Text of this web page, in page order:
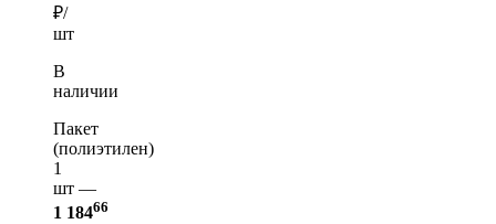
₽/
шт
В
наличии
Пакет
(полиэтилен)
1
шт —
1 18466